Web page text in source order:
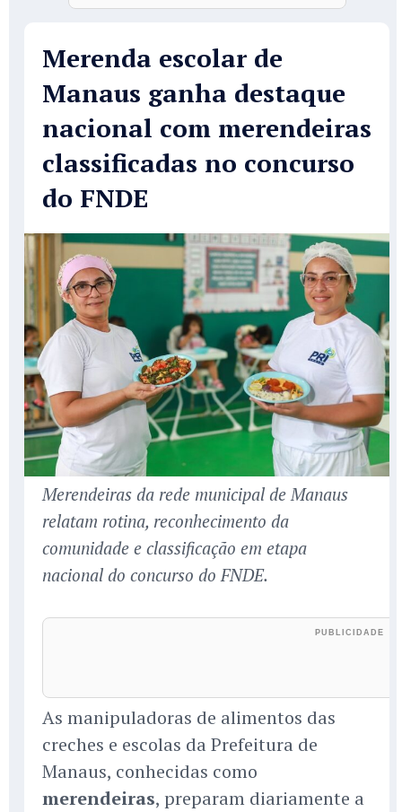
Merenda escolar de
Manaus ganha destaque
nacional com merendeiras
classificadas no concurso
do FNDE
Merendeiras da rede municipal de Manaus
relatam rotina, reconhecimento da
comunidade e classificação em etapa
nacional do concurso do FNDE.
As manipuladoras de alimentos das
creches e escolas da Prefeitura de
Manaus, conhecidas como
merendeiras, preparam diariamente a